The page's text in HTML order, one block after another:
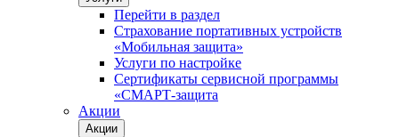
Перейти в раздел
Страхование портативных устройств
«Мобильная защита»
Услуги по настройке
Сертификаты сервисной программы
«СМАРТ-защита
Акции
Акции